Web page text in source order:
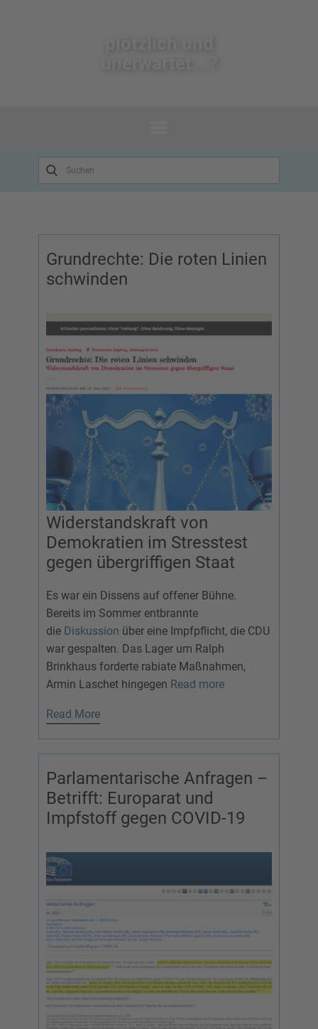
Grundrechte: Die roten Linien
schwinden
Widerstandskraft von
Demokratien im Stresstest
gegen übergriffigen Staat
Es war ein Dissens auf offener Bühne.
Bereits im Sommer entbrannte
die Diskussion über eine Impfpflicht, die CDU
war gespalten. Das Lager um Ralph
Brinkhaus forderte rabiate Maßnahmen,
Armin Laschet hingegen Read more
Read More
Parlamentarische Anfragen –
Betrifft: Europarat und
Impfstoff gegen COVID-19